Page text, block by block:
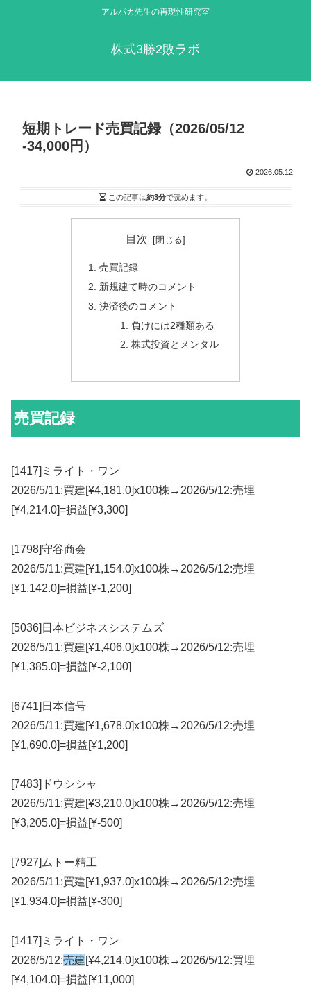
アルパカ先生の再現性研究室
株式3勝2敗ラボ
短期トレード売買記録（2026/05/12
-34,000円）
2026.05.12
この記事は約3分で読めます。
目次
売買記録
新規建て時のコメント
決済後のコメント
負けには2種類ある
株式投資とメンタル
売買記録
[1417]ミライト・ワン
2026/5/11:買建[¥4,181.0]x100株→2026/5/12:売埋
[¥4,214.0]=損益[¥3,300]
[1798]守谷商会
2026/5/11:買建[¥1,154.0]x100株→2026/5/12:売埋
[¥1,142.0]=損益[¥-1,200]
[5036]日本ビジネスシステムズ
2026/5/11:買建[¥1,406.0]x100株→2026/5/12:売埋
[¥1,385.0]=損益[¥-2,100]
[6741]日本信号
2026/5/11:買建[¥1,678.0]x100株→2026/5/12:売埋
[¥1,690.0]=損益[¥1,200]
[7483]ドウシシャ
2026/5/11:買建[¥3,210.0]x100株→2026/5/12:売埋
[¥3,205.0]=損益[¥-500]
[7927]ムトー精工
2026/5/11:買建[¥1,937.0]x100株→2026/5/12:売埋
[¥1,934.0]=損益[¥-300]
[1417]ミライト・ワン
2026/5/12:売建[¥4,214.0]x100株→2026/5/12:買埋
[¥4,104.0]=損益[¥11,000]